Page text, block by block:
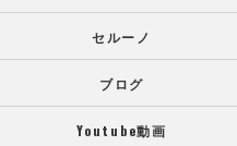
セルーノ
ブログ
Youtube動画